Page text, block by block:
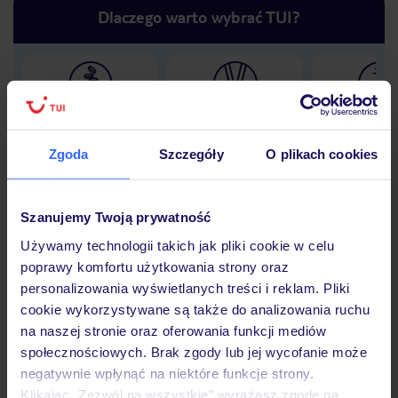
Zgoda Szczegóły O plikach cookies
Szanujemy Twoją prywatność
Używamy technologii takich jak pliki cookie w celu
poprawy komfortu użytkowania strony oraz
personalizowania wyświetlanych treści i reklam. Pliki
cookie wykorzystywane są także do analizowania ruchu
na naszej stronie oraz oferowania funkcji mediów
społecznościowych. Brak zgody lub jej wycofanie może
negatywnie wpłynąć na niektóre funkcje strony.
Klikając „Zezwól na wszystkie” wyrażasz zgodę na
Dlaczego warto wybrać TUI?
Lider niskich cen
podróży w Polsce
30 lat w
Hotel
Opinie
Pokoje